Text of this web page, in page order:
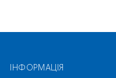
ІНФОРМАЦІЯ